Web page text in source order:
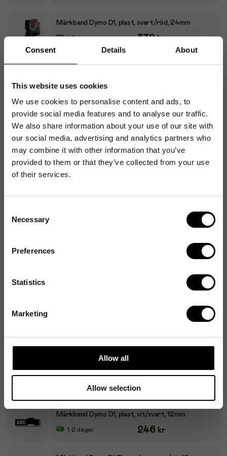
Consent Details About
This website uses cookies
We use cookies to personalise content and ads, to
provide social media features and to analyse our traffic.
We also share information about your use of our site with
our social media, advertising and analytics partners who
may combine it with other information that you’ve
provided to them or that they’ve collected from your use
of their services.
Selection
Necessary
Preferences
Statistics
Marketing
Allow all
Allow selection
Märkband Dymo D1, plast, svart/röd, 24mm
1-2 dagar 372kr
Märkband Dymo D1, plast, svart/klar, 12mm
Märkband Dymo D1, plast, svart/vit, 12mm
1-2 dagar 199kr
Märkband Dymo D1, plast, blå/vit, 12mm
246
Märkband Dymo D1, plast, röd/vit, 12mm
Märkband Dymo D1, plast, svart/röd, 12mm
Märkband Dymo D1, plast, svart/grön, 12mm
1-2 dagar 246
Märkband Dymo D1, plast, vit/svart, 12mm
1-2 dagar 246 kr